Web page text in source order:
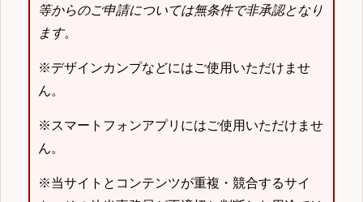
等からのご申請については無条件で非承認となり
ます。
※デザインカンプなどにはご使用いただけませ
ん。
※スマートフォンアプリにはご使用いただけませ
ん。
※当サイトとコンテンツが重複・競合するサイ